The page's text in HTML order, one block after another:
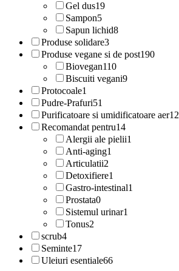
Gel dus19
Sampon5
Sapun lichid8
Produse solidare3
Produse vegane si de post190
Biovegan110
Biscuiti vegani9
Protocoale1
Pudre-Prafuri51
Purificatoare si umidificatoare aer12
Recomandat pentru14
Alergii ale pielii1
Anti-aging1
Articulatii2
Detoxifiere1
Gastro-intestinal1
Prostata0
Sistemul urinar1
Tonus2
scrub4
Seminte17
Uleiuri esentiale66